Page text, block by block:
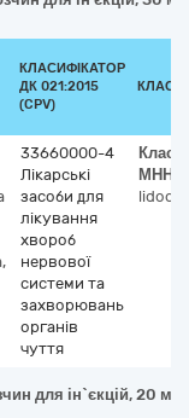
КЛАСИФІКАТОР
ДК 021:2015
(CPV)
33660000-4
Лікарські
засоби для
лікування
хвороб
нервової
системи та
захворювань
органів
чуття
МНН
для ін`єкцій, 20